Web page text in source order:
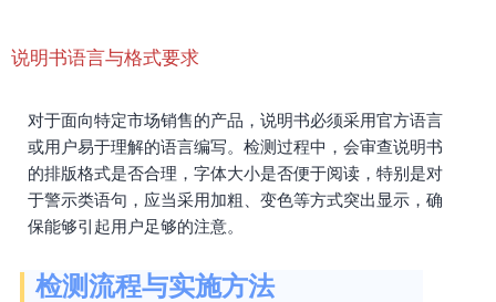
说明书语言与格式要求
对于面向特定市场销售的产品，说明书必须采用官方语言
或用户易于理解的语言编写。检测过程中，会审查说明书
的排版格式是否合理，字体大小是否便于阅读，特别是对
于警示类语句，应当采用加粗、变色等方式突出显示，确
保能够引起用户足够的注意。
检测流程与实施方法